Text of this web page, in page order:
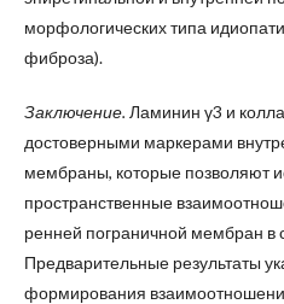
морфологических типа
фиброза).
Заключение. Ламинин γ3 и
достоверными маркерами
мембраны, которые позволяют
пространственные
ренней пограничной мембран в
Предварительные результаты
формирования